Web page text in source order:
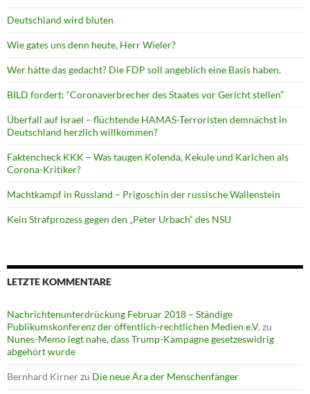
Deutschland wird bluten
Wie gates uns denn heute, Herr Wieler?
Wer hätte das gedacht? Die FDP soll angeblich eine Basis haben.
BILD fordert: “Coronaverbrecher des Staates vor Gericht stellen”
Überfall auf Israel – flüchtende HAMAS-Terroristen demnächst in
Deutschland herzlich willkommen?
Faktencheck KKK – Was taugen Kolenda, Kekule und Karlchen als
Corona-Kritiker?
Machtkampf in Russland – Prigoschin der russische Wallenstein
Kein Strafprozess gegen den „Peter Urbach“ des NSU
LETZTE KOMMENTARE
Nachrichtenunterdrückung Februar 2018 – Ständige
Publikumskonferenz der öffentlich-rechtlichen Medien e.V.zu
Nunes-Memo legt nahe, dass Trump-Kampagne gesetzeswidrig
abgehört wurde
Bernhard Kirnerzu Die neue Ära der Menschenfänger